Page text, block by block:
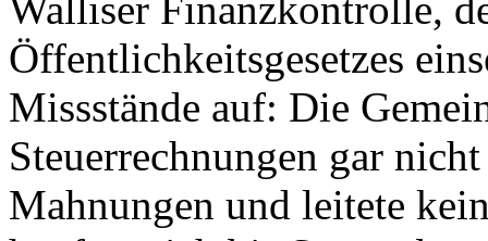
Öffentlichkeitsgesetzes
Missstände auf: Die
Steuerrechnungen gar
Mahnungen und leitete